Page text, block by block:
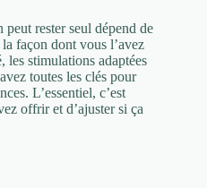
rester seul dépend de
façon dont vous l’avez
les stimulations adaptées
toutes les clés pour
L’essentiel, c’est
offrir et d’ajuster si ça